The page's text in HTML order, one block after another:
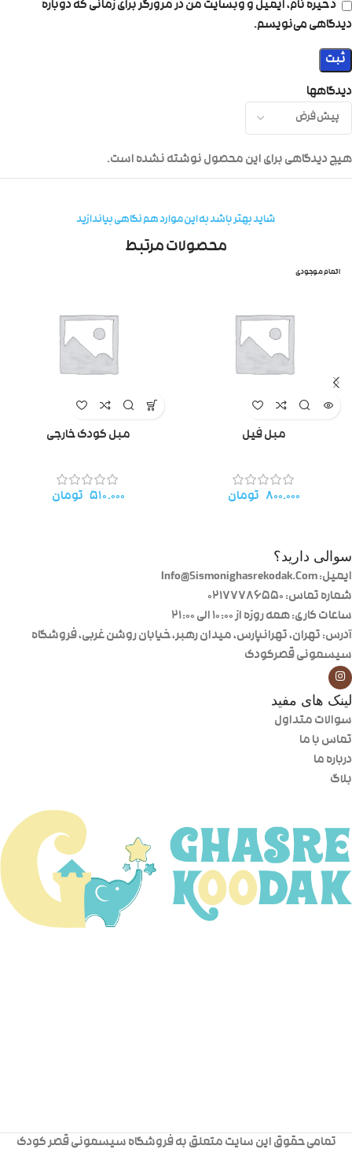
دیدگاهها
هیچ دیدگاهی برای این محصول نوشته نشده است.
ذخیره نام، ایمیل و وبسایت من در مرورگر برای زمانی که دوباره
دیدگاهی می‌نویسم.
شاید بهتر باشد به این موارد هم نگاهی بیاندازید
محصولات مرتبط
اتمام موجودی
مبل فیل
۸۰۰.۰۰۰ تومان
مبل کودک خارجی
۵۱۰.۰۰۰ تومان
سوالی دارید؟
ایمیل: Info@Sismonighasrekodak.Com
شماره تماس: 02177786550
ساعات کاری: همه روزه از ۱۰:۰۰ الی ۲۱:۰۰
آدرس: تهران، تهرانپارس، میدان رهبر، خیابان روشن غربی، فروشگاه
سیسمونی قصرکودک
لینک های مفید
سوالات متداول
تماس با ما
درباره ما
بلاگ
تمامی حقوق این سایت متعلق به فروشگاه سیسمونی قصر کودک